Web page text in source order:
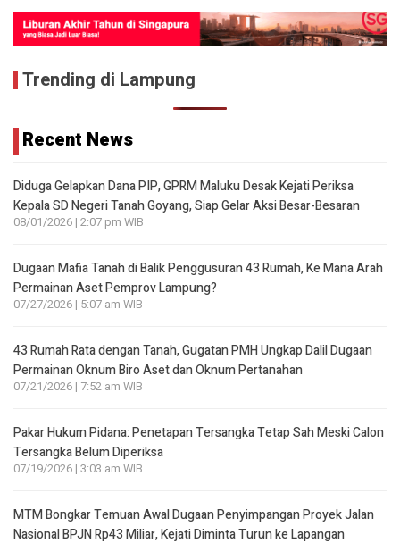
Trending di Lampung
Recent News
Diduga Gelapkan Dana PIP, GPRM Maluku Desak Kejati Periksa
Kepala SD Negeri Tanah Goyang, Siap Gelar Aksi Besar-Besaran
08/01/2026 | 2:07 pm WIB
Dugaan Mafia Tanah di Balik Penggusuran 43 Rumah, Ke Mana Arah
Permainan Aset Pemprov Lampung?
07/27/2026 | 5:07 am WIB
43 Rumah Rata dengan Tanah, Gugatan PMH Ungkap Dalil Dugaan
Permainan Oknum Biro Aset dan Oknum Pertanahan
07/21/2026 | 7:52 am WIB
Pakar Hukum Pidana: Penetapan Tersangka Tetap Sah Meski Calon
Tersangka Belum Diperiksa
07/19/2026 | 3:03 am WIB
MTM Bongkar Temuan Awal Dugaan Penyimpangan Proyek Jalan
Nasional BPJN Rp43 Miliar, Kejati Diminta Turun ke Lapangan